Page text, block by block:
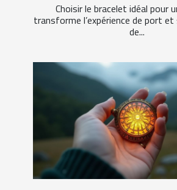
Choisir le bracelet idéal pour
transforme l’expérience de port
de...